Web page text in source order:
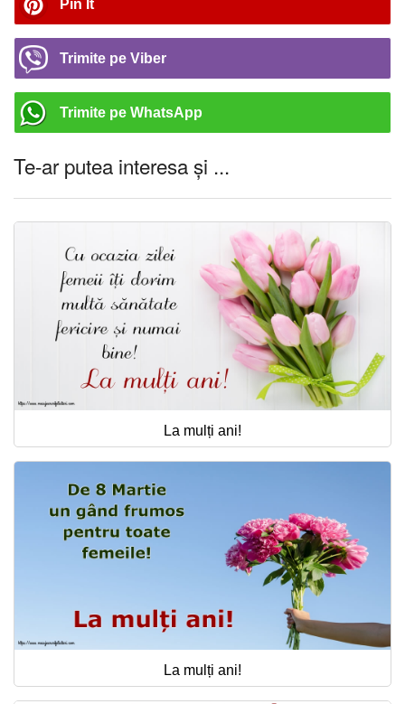
Pin It
Trimite pe Viber
Trimite pe WhatsApp
Te-ar putea interesa și ...
La mulți ani!
La mulți ani!